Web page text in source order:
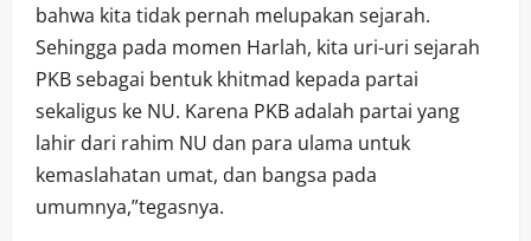
bahwa kita tidak pernah melupakan sejarah.
Sehingga pada momen Harlah, kita uri-uri sejarah
PKB sebagai bentuk khitmad kepada partai
sekaligus ke NU. Karena PKB adalah partai yang
lahir dari rahim NU dan para ulama untuk
kemaslahatan umat, dan bangsa pada
umumnya,”tegasnya.